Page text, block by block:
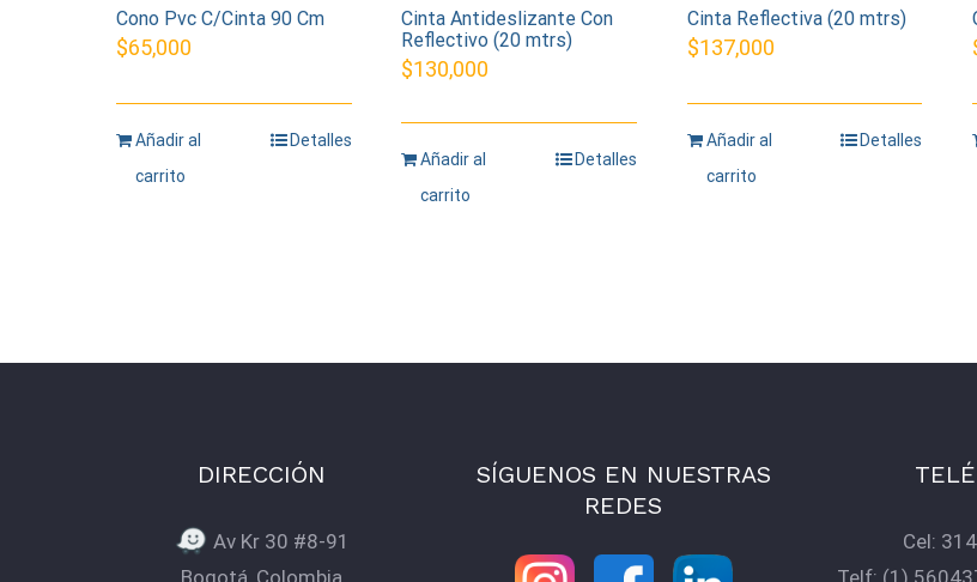
Cono Pvc C/Cinta 90 Cm
$65,000
Añadir al
carrito
Detalles
Cinta Antideslizante Con
Reflectivo (20 mtrs)
$130,000
Añadir al
carrito
Detalles
Cinta Reflectiva (20 mtrs)
$137,000
Añadir al
carrito
Detalles
DIRECCIÓN
Av Kr 30 #8-91
Bogotá, Colombia
SÍGUENOS EN NUESTRAS
REDES
Cel:
Telf: (1)